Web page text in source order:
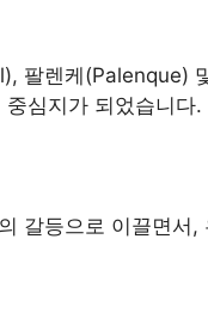
팔렌케(Palenque)
심지가 되었습니다.
갈등으로 이끌면서